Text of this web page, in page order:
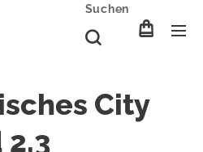
Suchen
City
2.3